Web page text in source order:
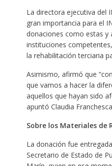
La directora ejecutiva del
gran importancia para el
donaciones como estas y
instituciones
la rehabilitación terciaria
Asimismo, afirmó que
que vamos a hacer la
aquellos que hayan sido
apuntó Claudia
Sobre los Materiales de
La donación fue
Secretario de Estado de